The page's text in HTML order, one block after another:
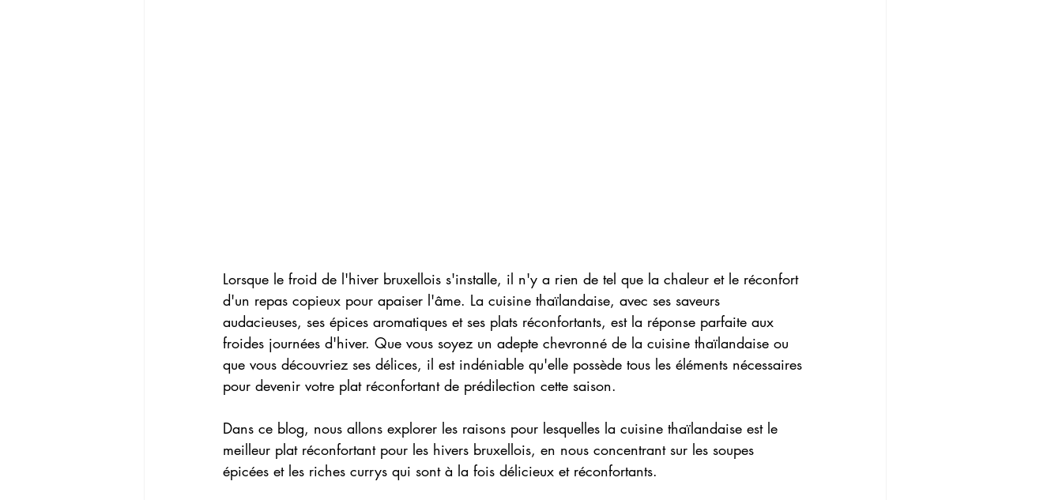
Lorsque le froid de l'hiver bruxellois s'installe, il n'y a rien de tel que la chaleur et le réconfort
d'un repas copieux pour apaiser l'âme. La cuisine thaïlandaise, avec ses saveurs
audacieuses, ses épices aromatiques et ses plats réconfortants, est la réponse parfaite aux
froides journées d'hiver. Que vous soyez un adepte chevronné de la cuisine thaïlandaise ou
que vous découvriez ses délices, il est indéniable qu'elle possède tous les éléments nécessaires
pour devenir votre plat réconfortant de prédilection cette saison.
Dans ce blog, nous allons explorer les raisons pour lesquelles la cuisine thaïlandaise est le
meilleur plat réconfortant pour les hivers bruxellois, en nous concentrant sur les soupes
épicées et les riches currys qui sont à la fois délicieux et réconfortants.